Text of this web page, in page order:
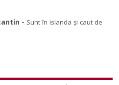
- Sunt în islanda și caut de